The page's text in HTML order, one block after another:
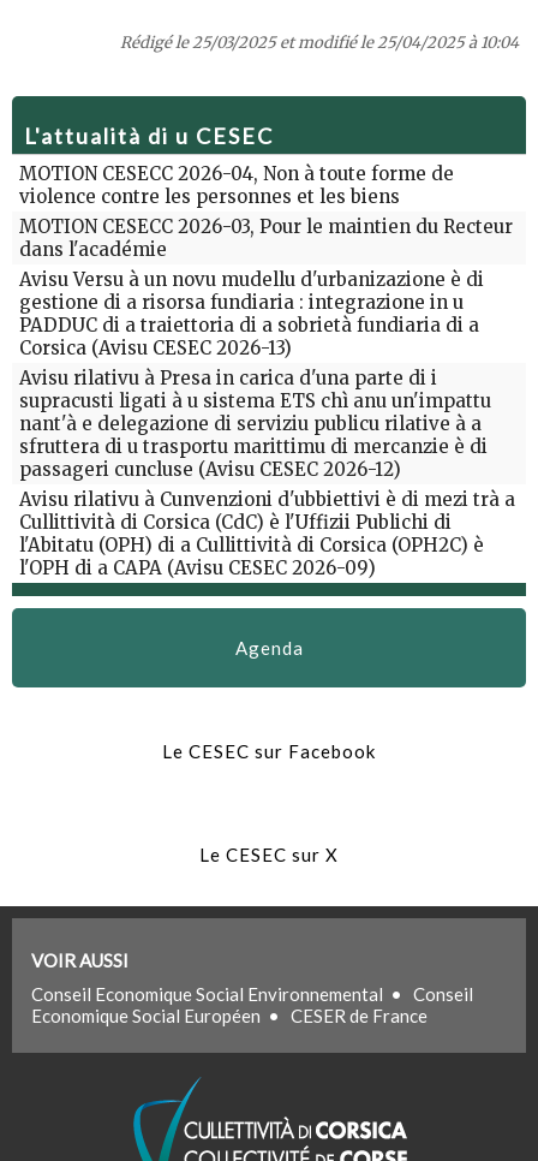
Rédigé le 25/03/2025 et modifié le 25/04/2025 à 10:04
L'attualità di u CESEC
MOTION CESECC 2026-04, Non à toute forme de
violence contre les personnes et les biens
MOTION CESECC 2026-03, Pour le maintien du Recteur
dans l'académie
Avisu Versu à un novu mudellu d'urbanizazione è di
gestione di a risorsa fundiaria : integrazione in u
PADDUC di a traiettoria di a sobrietà fundiaria di a
Corsica (Avisu CESEC 2026-13)
Avisu rilativu à Presa in carica d'una parte di i
supracusti ligati à u sistema ETS chì anu un'impattu
nant'à e delegazione di serviziu publicu rilative à a
sfruttera di u trasportu marittimu di mercanzie è di
passageri cuncluse (Avisu CESEC 2026-12)
Avisu rilativu à Cunvenzioni d'ubbiettivi è di mezi trà a
Cullittività di Corsica (CdC) è l'Uffizii Publichi di
l'Abitatu (OPH) di a Cullittività di Corsica (OPH2C) è
l'OPH di a CAPA (Avisu CESEC 2026-09)
Agenda
Le CESEC sur Facebook
Le CESEC sur X
VOIR AUSSI
Conseil Economique Social Environnemental • Conseil
Economique Social Européen • CESER de France